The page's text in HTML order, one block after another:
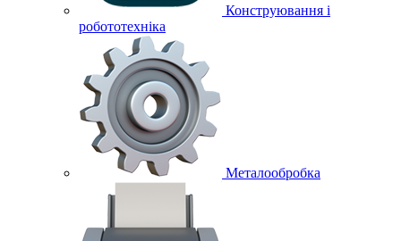
Конструювання і
робототехніка
Металообробка